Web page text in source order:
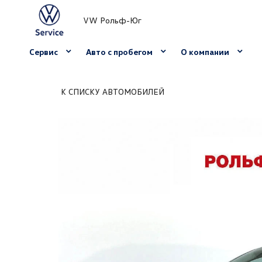
VW Рольф-Юг
Сервис Авто с пробегом О компании
К СПИСКУ АВТОМОБИЛЕЙ